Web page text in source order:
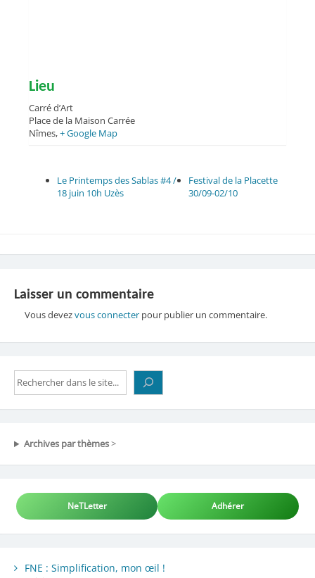
Lieu
Carré d’Art
Place de la Maison Carrée
Nîmes,+ Google Map
Le Printemps des Sablas #4 /
18 juin 10h Uzès
Festival de la Placette
30/09-02/10
Laisser un commentaire
Vous devezvous connecterpour publier un commentaire.
Archives par thèmes>
NeTLetter Adhérer
FNE : Simplification, mon œil !